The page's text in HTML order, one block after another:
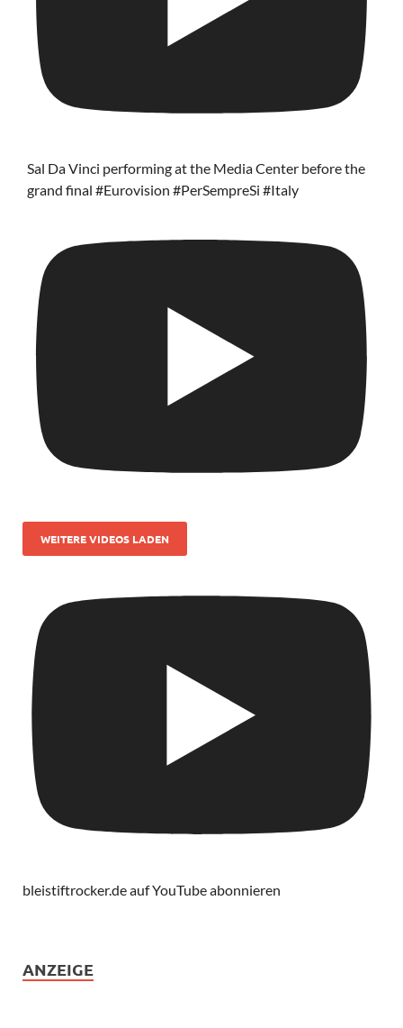
Sal Da Vinci performing at the Media Center before the
grand final #Eurovision #PerSempreSi #Italy
WEITERE VIDEOS LADEN
bleistiftrocker.de auf YouTube abonnieren
ANZEIGE